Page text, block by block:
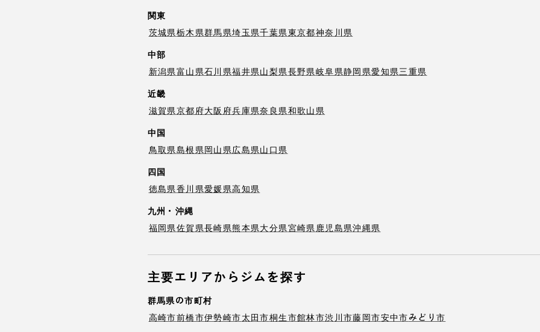
関東
茨城県栃木県群馬県埼玉県千葉県東京都神奈川県
中部
新潟県富山県石川県福井県山梨県長野県岐阜県静岡県愛知県三重県
近畿
滋賀県京都府大阪府兵庫県奈良県和歌山県
中国
鳥取県島根県岡山県広島県山口県
四国
徳島県香川県愛媛県高知県
九州・沖縄
福岡県佐賀県長崎県熊本県大分県宮崎県鹿児島県沖縄県
主要エリアからジムを探す
群馬県の市町村
高崎市前橋市伊勢崎市太田市桐生市館林市渋川市藤岡市安中市みどり市